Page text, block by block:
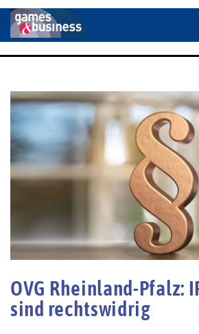
OVG Rheinland-Pfalz:
sind rechtswidrig